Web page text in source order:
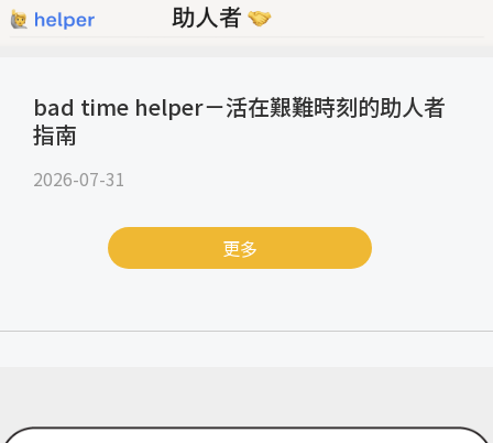
bad time helper－活在艱難時刻的助人者
指南
2026-07-31
更多